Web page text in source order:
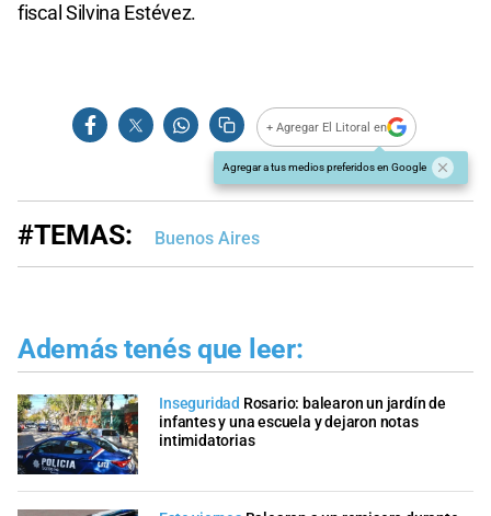
fiscal Silvina Estévez.
+ Agregar El Litoral en
Agregar a tus medios preferidos en Google
#TEMAS: Buenos Aires
Además tenés que leer:
Inseguridad Rosario: balearon un jardín de
infantes y una escuela y dejaron notas
intimidatorias